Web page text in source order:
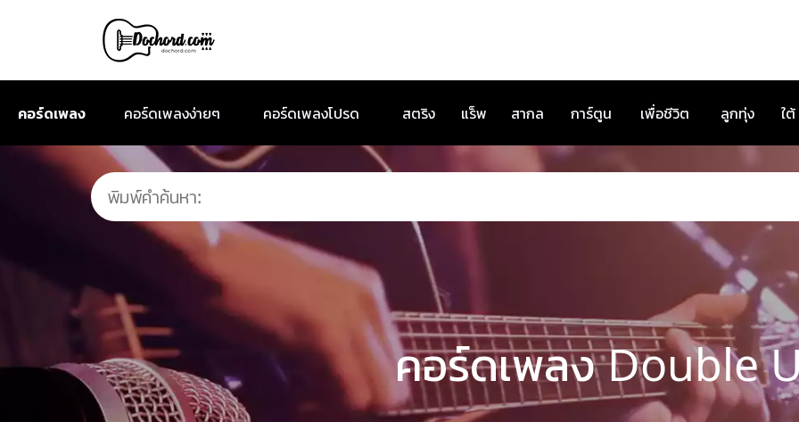
คอร์ดเพลง คอร์ดเพลงง่ายๆ คอร์ดเพลงโปรด สตริง แร็พ สากล การ์ตูน เพื่อชีวิต ลูกทุ่ง ใต้
คอร์ดเพลง Double